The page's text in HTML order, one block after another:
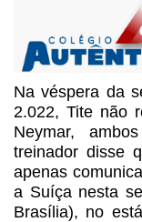
Na véspera da
2.022, Tite não
Neymar,
treinador disse
apenas
a Suíça nesta
Brasília), no